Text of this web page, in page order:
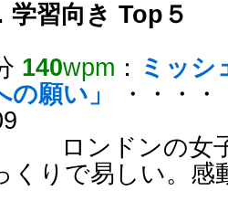
学習向き Top５
140wpm ： ミッシ
の願い」
・・・
ンドンの女子
くりで易しい。感